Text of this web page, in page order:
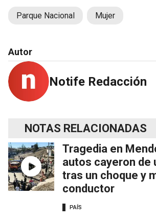
Parque Nacional Mujer
Autor
Notife Redacción
NOTAS RELACIONADAS
Tragedia en
autos cayeron de
tras un choque y
conductor
PAÍS